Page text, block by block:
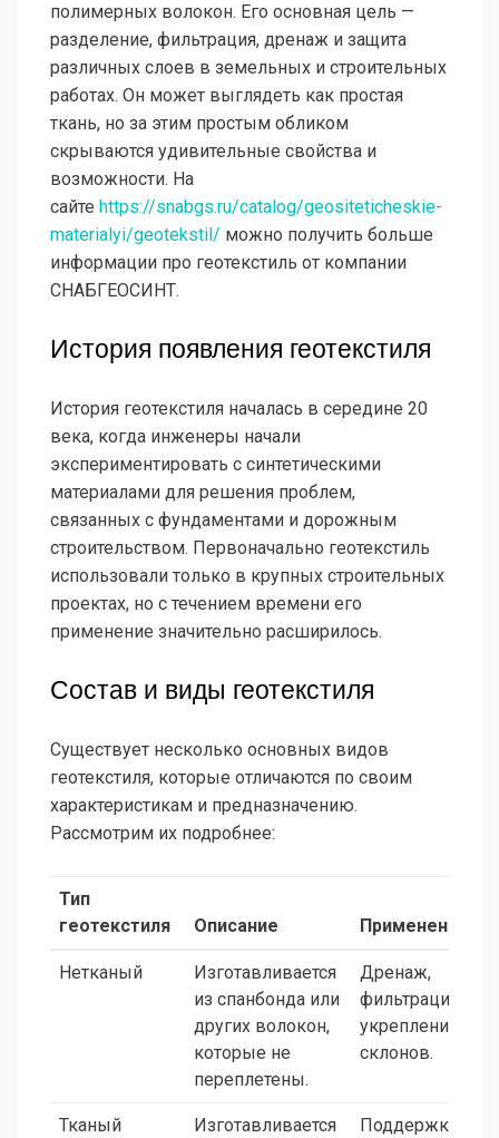
полимерных волокон. Его основная цель —
разделение, фильтрация, дренаж и защита
различных слоев в земельных и строительных
работах. Он может выглядеть как простая
ткань, но за этим простым обликом
скрываются удивительные свойства и
возможности. На
сайте https://snabgs.ru/catalog/geositeticheskie-
materialyi/geotekstil/ можно получить больше
информации про геотекстиль от компании
СНАБГЕОСИНТ.
История появления геотекстиля
История геотекстиля началась в середине 20
века, когда инженеры начали
экспериментировать с синтетическими
материалами для решения проблем,
связанных с фундаментами и дорожным
строительством. Первоначально геотекстиль
использовали только в крупных строительных
проектах, но с течением времени его
применение значительно расширилось.
Состав и виды геотекстиля
Существует несколько основных видов
геотекстиля, которые отличаются по своим
характеристикам и предназначению.
Рассмотрим их подробнее:
Тип
геотекстиля
Описание Применение
Нетканый
Изготавливается
из спанбонда или
других волокон,
которые не
переплетены.
Дренаж,
фильтрация,
укрепление
склонов.
Тканый
Изготавливается
Поддержка